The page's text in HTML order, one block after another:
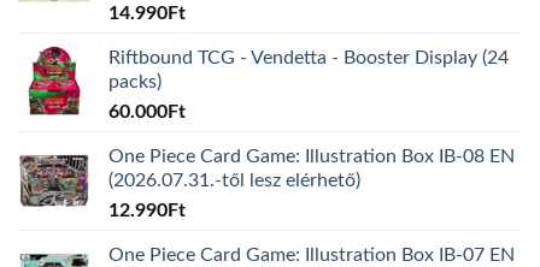
14.990Ft
Riftbound TCG - Vendetta - Booster Display (24
packs)
60.000Ft
One Piece Card Game: Illustration Box IB-08 EN
(2026.07.31.-től lesz elérhető)
12.990Ft
One Piece Card Game: Illustration Box IB-07 EN